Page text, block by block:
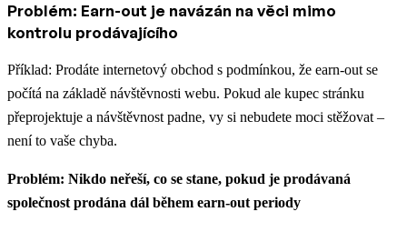
Problém: Earn-out je navázán na věci mimo
kontrolu prodávajícího
Příklad: Prodáte internetový obchod s podmínkou, že earn-out se
počítá na základě návštěvnosti webu. Pokud ale kupec stránku
přeprojektuje a návštěvnost padne, vy si nebudete moci stěžovat –
není to vaše chyba.
Problém: Nikdo neřeší, co se stane, pokud je prodávaná
společnost prodána dál během earn-out periody